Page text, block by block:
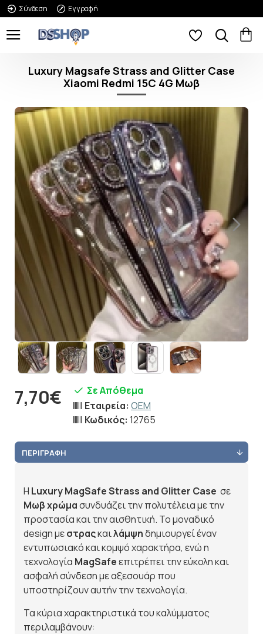
Σύνδεση Εγγραφή
Luxury Magsafe Strass and Glitter Case
Xiaomi Redmi 15C 4G Μωβ
7,70€
Σε Απόθεμα
Εταιρεία: OEM
Κωδικός: 12765
ΠΕΡΙΓΡΑΦΉ
Η Luxury MagSafe Strass and Glitter Case σε
Μωβ χρώμασυνδυάζει την πολυτέλεια με την
προστασία και την αισθητική. Το μοναδικό
design μεστραςκαιλάμψηδημιουργεί έναν
εντυπωσιακό και κομψό χαρακτήρα, ενώ η
τεχνολογία MagSafeεπιτρέπει την εύκολη και
ασφαλή σύνδεση με αξεσουάρ που
υποστηρίζουν αυτήν την τεχνολογία.
Τα κύρια χαρακτηριστικά του καλύμματος
περιλαμβάνουν: